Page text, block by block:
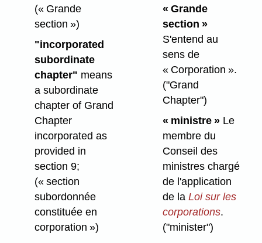
(« Grande
section »)
"incorporated
subordinate
chapter" means
a subordinate
chapter of Grand
Chapter
incorporated as
provided in
section 9;
(« section
subordonnée
constituée en
corporation »)
« Grande
section »
S'entend au
sens de
« Corporation ».
("Grand
Chapter")
« ministre »Le
membre du
Conseil des
ministres chargé
de l'application
de la Loi sur les
corporations.
("minister")